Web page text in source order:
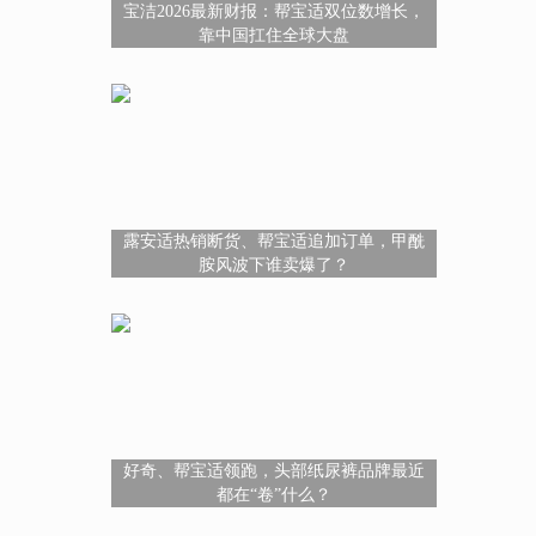
宝洁2026最新财报：帮宝适双位数增长，
靠中国扛住全球大盘
露安适热销断货、帮宝适追加订单，甲酰
胺风波下谁卖爆了？
好奇、帮宝适领跑，头部纸尿裤品牌最近
都在“卷”什么？